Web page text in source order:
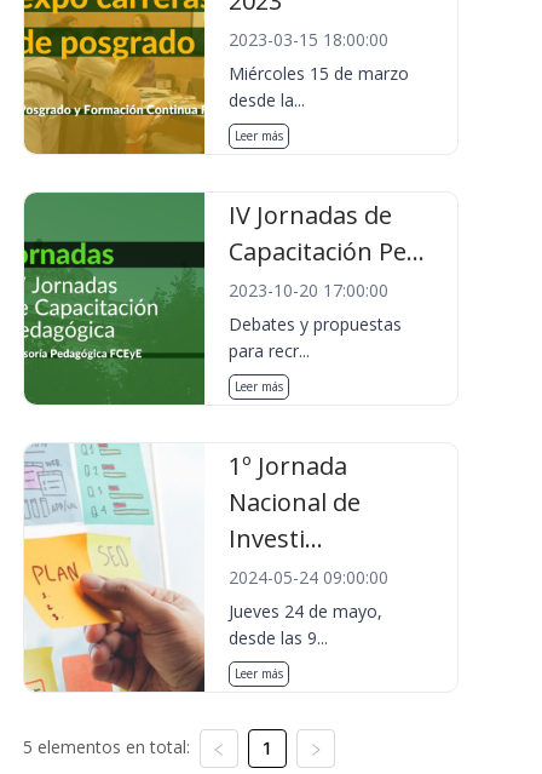
2023-03-15 18:00:00
Miércoles 15 de marzo
desde la...
Leer más
IV Jornadas de
Capacitación Pe...
2023-10-20 17:00:00
Debates y propuestas
para recr...
Leer más
1º Jornada
Nacional de
Investi...
2024-05-24 09:00:00
Jueves 24 de mayo,
desde las 9...
Leer más
5 elementos en total: 1